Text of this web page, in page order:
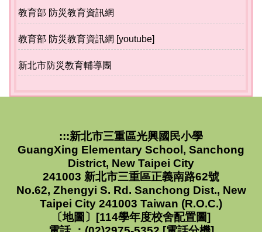
翰林全國師生網[閱讀]
教育部 防災教育資訊網
教育部 防災教育資訊網 [youtube]
新北市防災教育輔導團
:::新北市三重區光興國民小學
GuangXing Elementary School, Sanchong
District, New Taipei City
241003 新北市三重區正義南路62號
No.62, Zhengyi S. Rd. Sanchong Dist., New
Taipei City 241003 Taiwan (R.O.C.)
〔地圖 〕[114學年度校舍配置圖]